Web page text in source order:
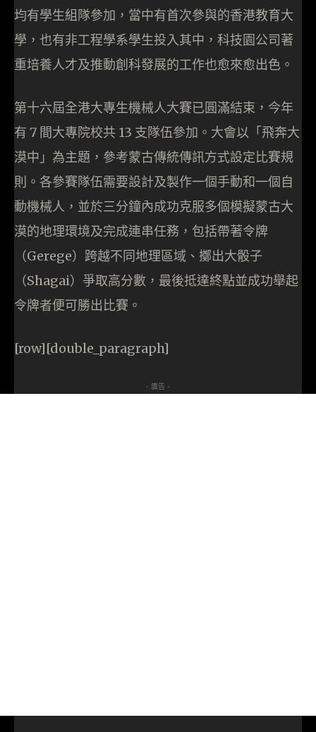
均有學生組隊參加，當中有首次參與的香港教育大
學，也有非工程學系學生投入其中，科技園公司著
重培養人才及推動創科發展的工作也愈來愈出色。
第十六屆全港大專生機械人大賽已圓滿結束，今年
有 7 間大專院校共 13 支隊伍參加。大會以「飛奔大
漠中」為主題，參考蒙古傳統傳訊方式設定比賽規
則。各參賽隊伍需要設計及製作一個手動和一個自
動機械人，並於三分鐘內成功克服多個模擬蒙古大
漠的地理環境及完成連串任務，包括帶著令牌
（Gerege）跨越不同地理區域、擲出大骰子
（Shagai）爭取高分數，最後抵達終點並成功舉起
令牌者便可勝出比賽。
[row][double_paragraph]
- 廣告 -